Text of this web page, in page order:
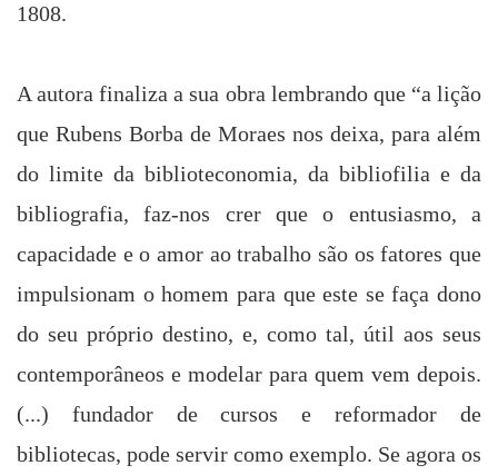
1808.
A autora finaliza a sua obra lembrando que “a lição
que Rubens Borba de Moraes nos deixa, para além
do limite da biblioteconomia, da bibliofilia e da
bibliografia, faz-nos crer que o entusiasmo, a
capacidade e o amor ao trabalho são os fatores que
impulsionam o homem para que este se faça dono
do seu próprio destino, e, como tal, útil aos seus
contemporâneos e modelar para quem vem depois.
(...) fundador de cursos e reformador de
bibliotecas, pode servir como exemplo. Se agora os